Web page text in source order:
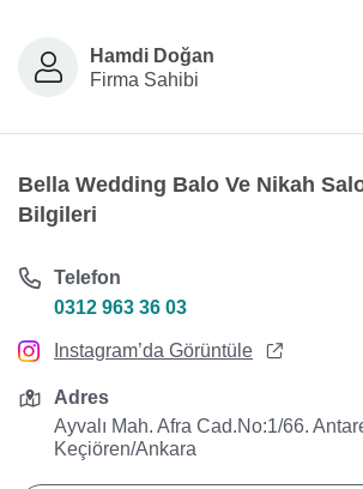
Hamdi Doğan
Firma Sahibi
Bella Wedding Balo Ve Nikah
Bilgileri
Telefon
0312 963 36 03
Instagram’da Görüntüle
Adres
Ayvalı Mah. Afra Cad.No:1/66.
Keçiören/Ankara